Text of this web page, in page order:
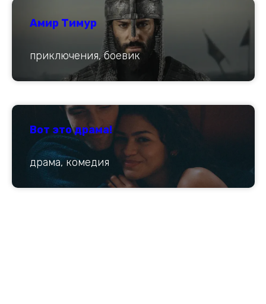
Амир Тимур
приключения, боевик
Вот это драма!
драма, комедия